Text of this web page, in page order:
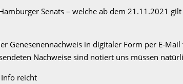
Senats – welche ab dem 21.11.2021
Genesenennachweis in digitaler Form per E-
Nachweise sind notiert uns müssen
Info reicht